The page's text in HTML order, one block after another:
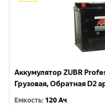
Аккумулятор ZUBR
Грузовая, Обратная D2
Емкость: 120 Ач